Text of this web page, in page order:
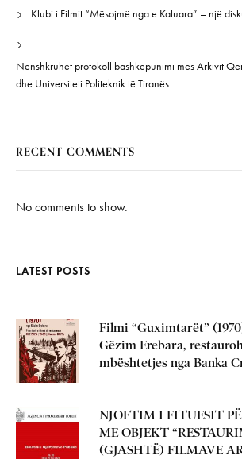
Klubi i Filmit “Mësojmë nga e Kaluara” – një
Nënshkruhet protokoll bashkëpunimi mes Arkivit
dhe Universiteti Politeknik të Tiranës.
RECENT COMMENTS
No comments to show.
LATEST POSTS
Filmi “Guximtarët”
Gëzim Erebara,
mbështetjes nga Banka
NJOFTIM I FITUESIT
ME OBJEKT
(GJASHTË) FILMAVE